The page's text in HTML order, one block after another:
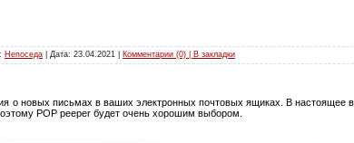
Непоседа | Дата: 23.04.2021 Комментарии (0) | В закладки
о новых письмах в ваших электронных почтовых ящиках. В настоящее
POP peeper будет очень хорошим выбором.